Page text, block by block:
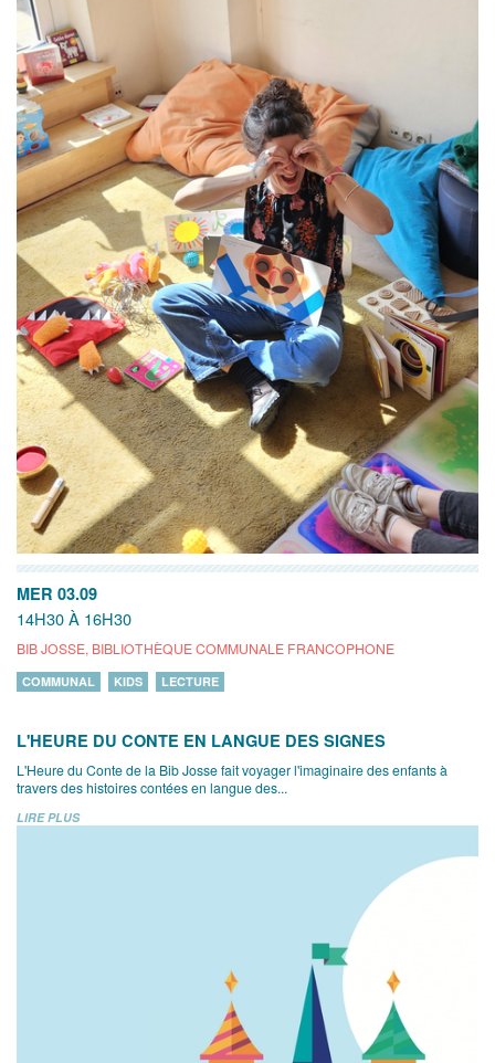
MER 03.09
14H30 À 16H30
BIB JOSSE, BIBLIOTHÈQUE COMMUNALE FRANCOPHONE
COMMUNAL KIDS LECTURE
L'HEURE DU CONTE EN LANGUE DES SIGNES
L'Heure du Conte de la Bib Josse fait voyager l'imaginaire des enfants à
travers des histoires contées en langue des...
LIRE PLUS